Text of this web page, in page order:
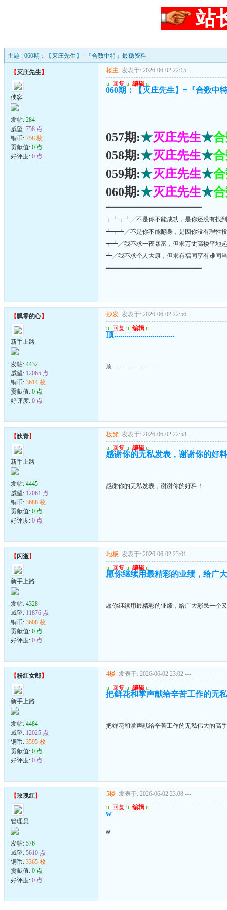
站
主题 : 060期：【灭庄先生】=『合数中特』最稳资料.
【灭庄先生】
侠客
发帖: 284
威望: 758 点
铜币: 758 枚
贡献值: 0 点
好评度: 0 点
楼主 发表于: 2026-06-02 22:15 ---
u 回复 u 编辑 u
060期：【灭庄先生】=『合数中
057期:★灭庄先生★
058期:★灭庄先生★
059期:★灭庄先生★
060期:★灭庄先生★
━━━━━━━━━━━━━━━━━━━━━━━━━━━
┯┷┯┷╱不是你不能成功，是你还没有找
┷┯┷╱不是你不能翻身，是因你没有理性
┯┷╱我不求一夜暴富，但求万丈高楼平
┷╱我不求个人大康，但求有福同享有难
━━━━━━━━━━━━━━━━━━━━━━━━━━━
【飘零的心】
新手上路
发帖: 4432
威望: 12065 点
铜币: 3614 枚
贡献值: 0 点
好评度: 0 点
沙发 发表于: 2026-06-02 22:56 ---
u 回复 u 编辑 u
顶..............................
顶..............................
【狄青】
新手上路
发帖: 4445
威望: 12061 点
铜币: 3688 枚
贡献值: 0 点
好评度: 0 点
板凳 发表于: 2026-06-02 22:58 ---
u 回复 u 编辑 u
感谢你的无私发表，谢谢你的好
感谢你的无私发表，谢谢你的好料！
【闪逝】
新手上路
发帖: 4328
威望: 11876 点
铜币: 3608 枚
贡献值: 0 点
好评度: 0 点
地板 发表于: 2026-06-02 23:01 ---
u 回复 u 编辑 u
愿你继续用最精彩的业绩，给广
愿你继续用最精彩的业绩，给广大彩民一个
【粉红女郎】
新手上路
发帖: 4484
威望: 12025 点
铜币: 3595 枚
贡献值: 0 点
好评度: 0 点
4楼 发表于: 2026-06-02 23:02 ---
u 回复 u 编辑 u
把鲜花和掌声献给辛苦工作的无
把鲜花和掌声献给辛苦工作的无私伟大的高
【玫瑰红】
管理员
发帖: 576
威望: 5610 点
铜币: 3365 枚
贡献值: 0 点
好评度: 0 点
5楼 发表于: 2026-06-02 23:08 ---
u 回复 u 编辑 u
w
w